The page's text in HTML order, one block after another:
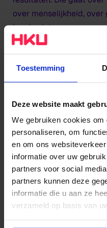
Toestemming
Deze website maakt
We gebruiken cookies
personaliseren, om
en om ons
informatie over uw
partners voor social
partners kunnen deze
informatie die u aan ze
verzameld op basis van
over menselijkheid, over
kun je niet zeggen:
inspiratie. Dat gaat niet
'Kunst gaat
menselijkheid,
worden'
Niet-meetbare taal
Zo kwam ze tot de
binnen het (cultureel
en argumentatie
kunst(ervaringen) in de
te beschrijven vanuit